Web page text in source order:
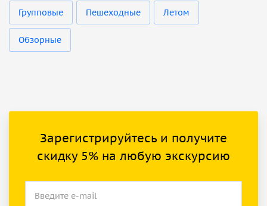
Групповые Пешеходные Летом
Обзорные
Зарегистрируйтесь и получите
скидку 5% на любую экскурсию